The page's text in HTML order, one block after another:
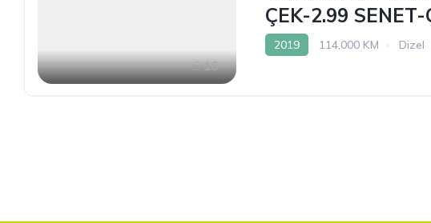
16
ÇEK-2.99 SENET-
2019 114,000 KM Dizel